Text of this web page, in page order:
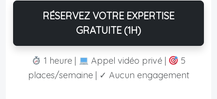
RÉSERVEZ VOTRE EXPERTISE
GRATUITE (1H)
1 heure | Appel vidéo privé |
5
places/semaine | ✓ Aucun engagement